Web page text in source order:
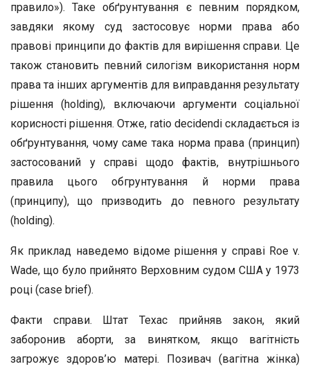
правило»). Таке обґрунтування є певним порядком,
завдяки якому суд застосовує норми права або
правові принципи до фактів для вирішення справи. Це
також становить певний силогізм використання норм
права та інших аргументів для виправдання результату
рішення (holding), включаючи аргументи соціальної
корисності рішення. Отже, ratio decidendi складається із
обґрунтування, чому саме така норма права (принцип)
застосований у справі щодо фактів, внутрішнього
правила цього обгрунтування й норми права
(принципу), що призводить до певного результату
(holding).
Як приклад наведемо відоме рішення у справі Roe v.
Wade, що було прийнято Верховним судом США у 1973
році (case brief).
Факти справи. Штат Техас прийняв закон, який
заборонив аборти, за винятком, якщо вагітність
загрожує здоров’ю матері. Позивач (вагітна жінка)